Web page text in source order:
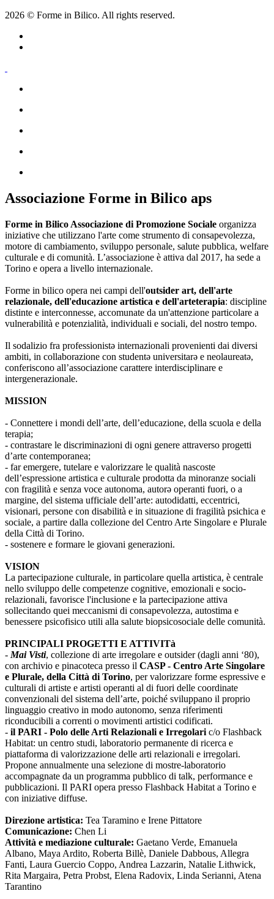
2026 © Forme in Bilico. All rights reserved.
Associazione Forme in Bilico aps
Forme in Bilico Associazione di Promozione Sociale organizza
iniziative che utilizzano l'arte come strumento di consapevolezza,
motore di cambiamento, sviluppo personale, salute pubblica, welfare
culturale e di comunità. L’associazione è attiva dal 2017, ha sede a
Torino e opera a livello internazionale.
Forme in bilico opera nei campi dell'outsider art, dell'arte
relazionale, dell'educazione artistica e dell'arteterapia: discipline
distinte e interconnesse, accomunate da un'attenzione particolare a
vulnerabilità e potenzialità, individuali e sociali, del nostro tempo.
Il sodalizio fra professionistə internazionali provenienti dai diversi
ambiti, in collaborazione con studentə universitarə e neolaureatə,
conferiscono all’associazione carattere interdisciplinare e
intergenerazionale.
MISSION
- Connettere i mondi dell’arte, dell’educazione, della scuola e della
terapia;
- contrastare le discriminazioni di ogni genere attraverso progetti
d’arte contemporanea;
- far emergere, tutelare e valorizzare le qualità nascoste
dell’espressione artistica e culturale prodotta da minoranze sociali
con fragilità e senza voce autonoma, autorə operanti fuori, o a
margine, del sistema ufficiale dell’arte: autodidatti, eccentrici,
visionari, persone con disabilità e in situazione di fragilità psichica e
sociale, a partire dalla collezione del Centro Arte Singolare e Plurale
della Città di Torino.
- sostenere e formare le giovani generazioni.
VISION
La partecipazione culturale, in particolare quella artistica, è centrale
nello sviluppo delle competenze cognitive, emozionali e socio-
relazionali, favorisce l'inclusione e la partecipazione attiva
sollecitando quei meccanismi di consapevolezza, autostima e
benessere psicofisico utili alla salute biopsicosociale delle comunità.
PRINCIPALI PROGETTI E ATTIVITà
- Mai Visti, collezione di arte irregolare e outsider (dagli anni ‘80),
con archivio e pinacoteca presso il CASP - Centro Arte Singolare
e Plurale, della Città di Torino, per valorizzare forme espressive e
culturali di artiste e artisti operanti al di fuori delle coordinate
convenzionali del sistema dell’arte, poiché sviluppano il proprio
linguaggio creativo in modo autonomo, senza riferimenti
riconducibili a correnti o movimenti artistici codificati.
- il PARI - Polo delle Arti Relazionali e Irregolari c/o Flashback
Habitat: un centro studi, laboratorio permanente di ricerca e
piattaforma di valorizzazione delle arti relazionali e irregolari.
Propone annualmente una selezione di mostre-laboratorio
accompagnate da un programma pubblico di talk, performance e
pubblicazioni. Il PARI opera presso Flashback Habitat a Torino e
con iniziative diffuse.
Direzione artistica: Tea Taramino e Irene Pittatore
Comunicazione: Chen Li
Attività e mediazione culturale: Gaetano Verde, Emanuela
Albano, Maya Ardito, Roberta Billè, Daniele Dabbous, Allegra
Fanti, Laura Guercio Coppo, Andrea Lazzarin, Natalie Lithwick,
Rita Margaira, Petra Probst, Elena Radovix, Linda Serianni, Atena
Tarantino